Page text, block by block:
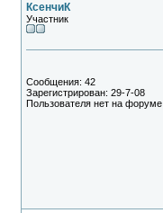
КсенчиК
Участник
Сообщения: 42
Зарегистрирован: 29-7-08
Пользователя нет на форуме